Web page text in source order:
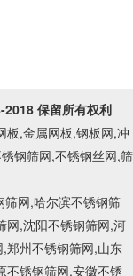
2018 保留所有权利
板,金属网板,钢板网,冲
钢筛网,不锈钢丝网,筛
筛网,哈尔滨不锈钢筛
网,沈阳不锈钢筛网,河
郑州不锈钢筛网,山东
不锈钢筛网,安徽不锈